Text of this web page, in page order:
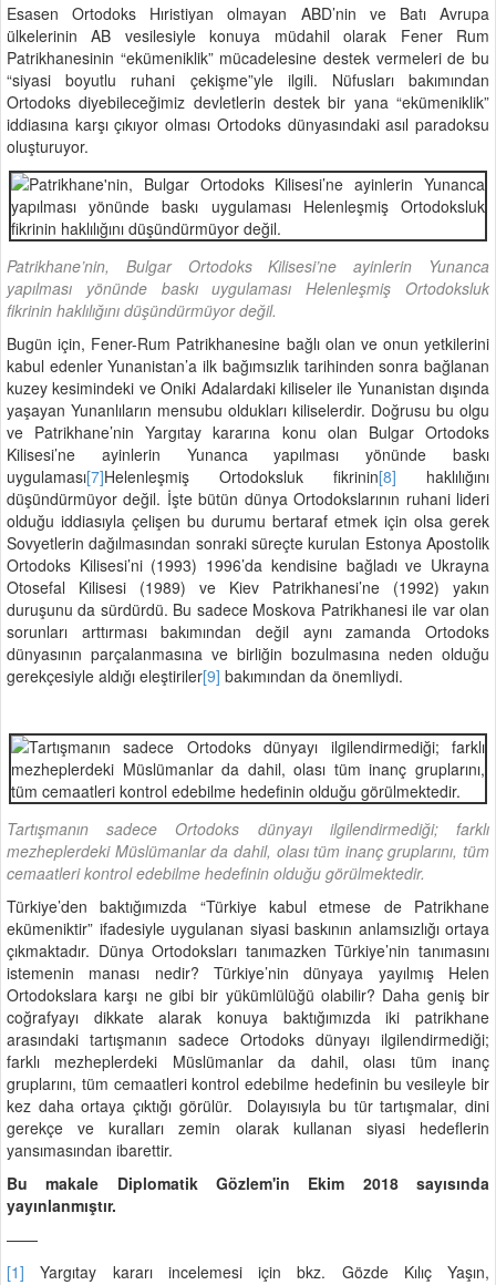
Esasen Ortodoks Hıristiyan olmayan ABD’nin ve Batı Avrupa
ülkelerinin AB vesilesiyle konuya müdahil olarak Fener Rum
Patrikhanesinin “ekümeniklik” mücadelesine destek vermeleri de bu
“siyasi boyutlu ruhani çekişme”yle ilgili. Nüfusları bakımından
Ortodoks diyebileceğimiz devletlerin destek bir yana “ekümeniklik”
iddiasına karşı çıkıyor olması Ortodoks dünyasındaki asıl paradoksu
oluşturuyor.
Patrikhane’nin, Bulgar Ortodoks Kilisesi’ne ayinlerin Yunanca
yapılması yönünde baskı uygulaması Helenleşmiş Ortodoksluk
fikrinin haklılığını düşündürmüyor değil.
Bugün için, Fener-Rum Patrikhanesine bağlı olan ve onun yetkilerini
kabul edenler Yunanistan’a ilk bağımsızlık tarihinden sonra bağlanan
kuzey kesimindeki ve Oniki Adalardaki kiliseler ile Yunanistan dışında
yaşayan Yunanlıların mensubu oldukları kiliselerdir. Doğrusu bu olgu
ve Patrikhane’nin Yargıtay kararına konu olan Bulgar Ortodoks
Kilisesi’ne ayinlerin Yunanca yapılması yönünde baskı
uygulaması[7]Helenleşmiş Ortodoksluk fikrinin[8] haklılığını
düşündürmüyor değil. İşte bütün dünya Ortodokslarının ruhani lideri
olduğu iddiasıyla çelişen bu durumu bertaraf etmek için olsa gerek
Sovyetlerin dağılmasından sonraki süreçte kurulan Estonya Apostolik
Ortodoks Kilisesi’ni (1993) 1996’da kendisine bağladı ve Ukrayna
Otosefal Kilisesi (1989) ve Kiev Patrikhanesi’ne (1992) yakın
duruşunu da sürdürdü. Bu sadece Moskova Patrikhanesi ile var olan
sorunları arttırması bakımından değil aynı zamanda Ortodoks
dünyasının parçalanmasına ve birliğin bozulmasına neden olduğu
gerekçesiyle aldığı eleştiriler[9] bakımından da önemliydi.
Tartışmanın sadece Ortodoks dünyayı ilgilendirmediği; farklı
mezheplerdeki Müslümanlar da dahil, olası tüm inanç gruplarını, tüm
cemaatleri kontrol edebilme hedefinin olduğu görülmektedir.
Türkiye’den baktığımızda “Türkiye kabul etmese de Patrikhane
ekümeniktir” ifadesiyle uygulanan siyasi baskının anlamsızlığı ortaya
çıkmaktadır. Dünya Ortodoksları tanımazken Türkiye’nin tanımasını
istemenin manası nedir? Türkiye’nin dünyaya yayılmış Helen
Ortodokslara karşı ne gibi bir yükümlülüğü olabilir? Daha geniş bir
coğrafyayı dikkate alarak konuya baktığımızda iki patrikhane
arasındaki tartışmanın sadece Ortodoks dünyayı ilgilendirmediği;
farklı mezheplerdeki Müslümanlar da dahil, olası tüm inanç
gruplarını, tüm cemaatleri kontrol edebilme hedefinin bu vesileyle bir
kez daha ortaya çıktığı görülür. Dolayısıyla bu tür tartışmalar, dini
gerekçe ve kuralları zemin olarak kullanan siyasi hedeflerin
yansımasından ibarettir.
Bu makale Diplomatik Gözlem'in Ekim 2018 sayısında
yayınlanmıştır.
——
[1] Yargıtay kararı incelemesi için bkz. Gözde Kılıç Yaşın,